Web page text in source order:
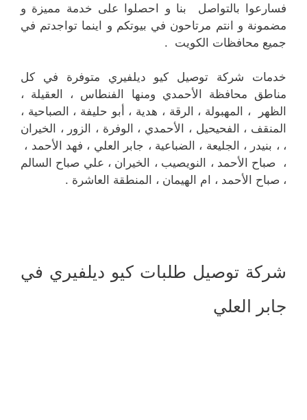
فسارعوا بالتواصل بنا و احصلوا على خدمة مميزة و
مضمونة و انتم مرتاحون في بيوتكم و اينما تواجدتم في
جميع محافظات الكويت .
خدمات شركة توصيل كيو ديلفيري متوفرة في كل
مناطق محافظة الأحمدي ومنها الفنطاس ، العقيلة ،
الظهر ، المهبولة ، الرقة ، هدية ، أبو حليفة ، الصباحية ،
المنقف ، الفحيحيل ، الأحمدي ، الوفرة ، الزور ، الخيران
، ، بنيدر ، الجليعة ، الضباعية ، جابر العلي ، فهد الأحمد ،
، صباح الأحمد ، النويصيب ، الخيران ، علي صباح السالم
، صباح الأحمد ، ام الهيمان ، المنطقة العاشرة .
شركة توصيل طلبات كيو ديلفيري في
جابر العلي